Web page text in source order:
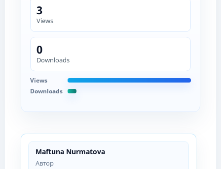
Maftuna Nurmatova
Автор
3
Views
0
Downloads
Views
Downloads